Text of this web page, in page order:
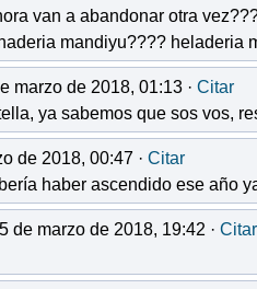
van a abandonar otra
mandiyu???? heladeria
marzo de 2018, 01:13 · Citar
ya sabemos que sos vos,
de 2018, 00:47 · Citar
haber ascendido ese año
de marzo de 2018, 19:42 · Citar